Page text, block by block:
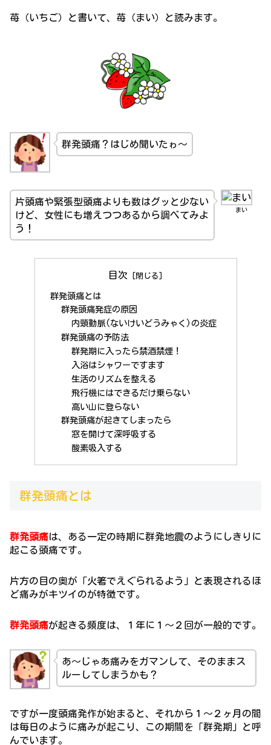
苺（いちご）と書いて、苺（まい）と読みます。
群発頭痛？はじめ聞いたゎ～
まい
片頭痛や緊張型頭痛よりも数はグッと少ない
けど、女性にも増えつつあるから調べてみよ
う！
目次
群発頭痛とは
群発頭痛発症の原因
内頸動脈(ないけいどうみゃく)の炎症
群発頭痛の予防法
群発期に入ったら禁酒禁煙！
入浴はシャワーですます
生活のリズムを整える
飛行機にはできるだけ乗らない
高い山に登らない
群発頭痛が起きてしまったら
窓を開けて深呼吸する
酸素吸入する
群発頭痛とは
群発頭痛は、ある一定の時期に群発地震のようにしきりに
起こる頭痛です。
片方の目の奥が「火箸でえぐられるよう」と表現されるほ
ど痛みがキツイのが特徴です。
群発頭痛が起きる頻度は、１年に１～２回が一般的です。
あ～じゃあ痛みをガマンして、そのままス
ルーしてしまうかも？
ですが一度頭痛発作が始まると、それから１～２ヶ月の間
は毎日のように痛みが起こり、この期間を「群発期」と呼
んでいます。